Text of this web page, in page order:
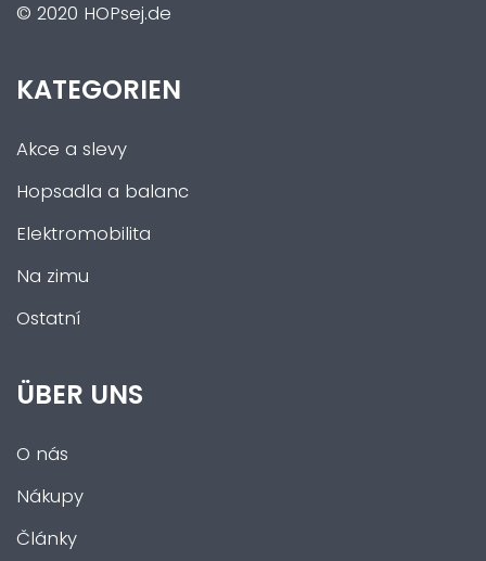
© 2020 HOPsej.de
KATEGORIEN
Akce a slevy
Hopsadla a balanc
Elektromobilita
Na zimu
Ostatní
ÜBER UNS
O nás
Nákupy
Články